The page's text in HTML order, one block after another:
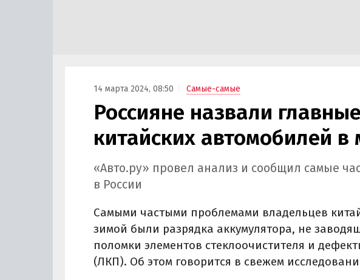
14 марта 2024, 08:50 Самые-самые
Россияне назвали
китайских автомобилей в
«Авто.ру» провел анализ и сообщил самые
в России
Самыми частыми проблемами владельцев
зимой были разрядка аккумулятора, не
поломки элементов стеклоочистителя и
(ЛКП). Об этом говорится в свежем